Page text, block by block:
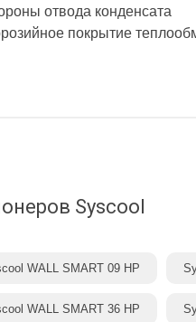
отвода конденсата
покрытие
Syscool
WALL SMART 09 HP
WALL SMART 36 HP